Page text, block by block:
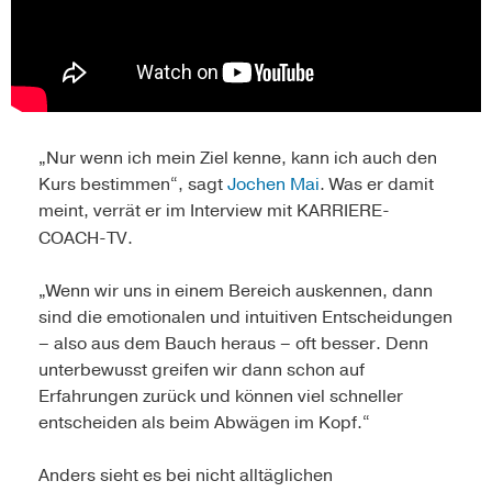
„Nur wenn ich mein Ziel kenne, kann ich auch den
Kurs bestimmen“, sagtJochen Mai. Was er damit
meint, verrät er im Interview mit KARRIERE-
COACH-TV.
„Wenn wir uns in einem Bereich auskennen, dann
sind die emotionalen und intuitiven Entscheidungen
– also aus dem Bauch heraus – oft besser. Denn
unterbewusst greifen wir dann schon auf
Erfahrungen zurück und können viel schneller
entscheiden als beim Abwägen im Kopf.“
Anders sieht es bei nicht alltäglichen